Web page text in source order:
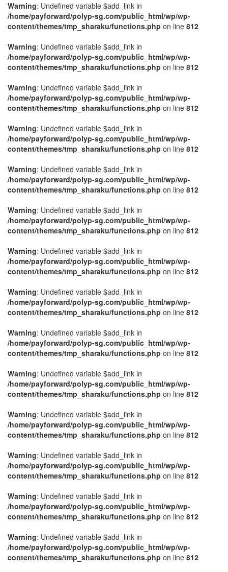
Warning: Undefined variable $add_link in
/home/payforward/polyp-sg.com/public_html/wp/wp-
content/themes/tmp_sharaku/functions.php on line 812
Warning: Undefined variable $add_link in
/home/payforward/polyp-sg.com/public_html/wp/wp-
content/themes/tmp_sharaku/functions.php on line 812
Warning: Undefined variable $add_link in
/home/payforward/polyp-sg.com/public_html/wp/wp-
content/themes/tmp_sharaku/functions.php on line 812
Warning: Undefined variable $add_link in
/home/payforward/polyp-sg.com/public_html/wp/wp-
content/themes/tmp_sharaku/functions.php on line 812
Warning: Undefined variable $add_link in
/home/payforward/polyp-sg.com/public_html/wp/wp-
content/themes/tmp_sharaku/functions.php on line 812
Warning: Undefined variable $add_link in
/home/payforward/polyp-sg.com/public_html/wp/wp-
content/themes/tmp_sharaku/functions.php on line 812
Warning: Undefined variable $add_link in
/home/payforward/polyp-sg.com/public_html/wp/wp-
content/themes/tmp_sharaku/functions.php on line 812
Warning: Undefined variable $add_link in
/home/payforward/polyp-sg.com/public_html/wp/wp-
content/themes/tmp_sharaku/functions.php on line 812
Warning: Undefined variable $add_link in
/home/payforward/polyp-sg.com/public_html/wp/wp-
content/themes/tmp_sharaku/functions.php on line 812
Warning: Undefined variable $add_link in
/home/payforward/polyp-sg.com/public_html/wp/wp-
content/themes/tmp_sharaku/functions.php on line 812
Warning: Undefined variable $add_link in
/home/payforward/polyp-sg.com/public_html/wp/wp-
content/themes/tmp_sharaku/functions.php on line 812
Warning: Undefined variable $add_link in
/home/payforward/polyp-sg.com/public_html/wp/wp-
content/themes/tmp_sharaku/functions.php on line 812
Warning: Undefined variable $add_link in
/home/payforward/polyp-sg.com/public_html/wp/wp-
content/themes/tmp_sharaku/functions.php on line 812
Warning: Undefined variable $add_link in
/home/payforward/polyp-sg.com/public_html/wp/wp-
content/themes/tmp_sharaku/functions.php on line 812